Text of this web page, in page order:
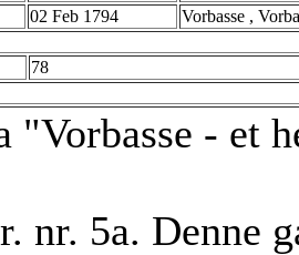
02 Feb 1794 Vorbasse ,
78
"Vorbasse - et
nr. 5a. Denne